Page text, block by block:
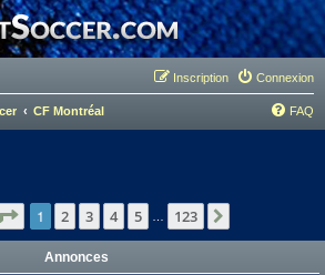
Connexion
Inscription
CF Montréal FAQ
Page sur 123
1 2 3 4 5 123
Annonces